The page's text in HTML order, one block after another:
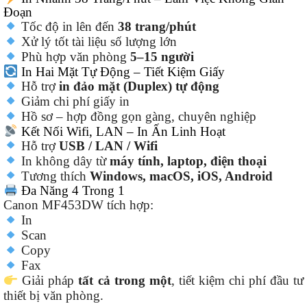
Đoạn
Tốc độ in lên đến38 trang/phút
Xử lý tốt tài liệu số lượng lớn
Phù hợp văn phòng5–15 người
In Hai Mặt Tự Động – Tiết Kiệm Giấy
Hỗ trợin đảo mặt (Duplex) tự động
Giảm chi phí giấy in
Hồ sơ – hợp đồng gọn gàng, chuyên nghiệp
Kết Nối Wifi, LAN – In Ấn Linh Hoạt
Hỗ trợUSB / LAN / Wifi
In không dây từmáy tính, laptop, điện thoại
Tương thíchWindows, macOS, iOS, Android
Đa Năng 4 Trong 1
Canon MF453DW tích hợp:
In
Scan
Copy
Fax
Giải pháptất cả trong một, tiết kiệm chi phí đầu tư
thiết bị văn phòng.